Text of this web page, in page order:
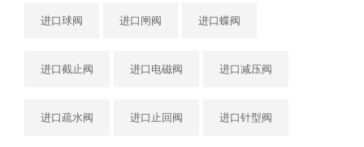
进口球阀 进口闸阀 进口蝶阀
进口截止阀 进口电磁阀 进口减压阀
进口疏水阀 进口止回阀 进口针型阀